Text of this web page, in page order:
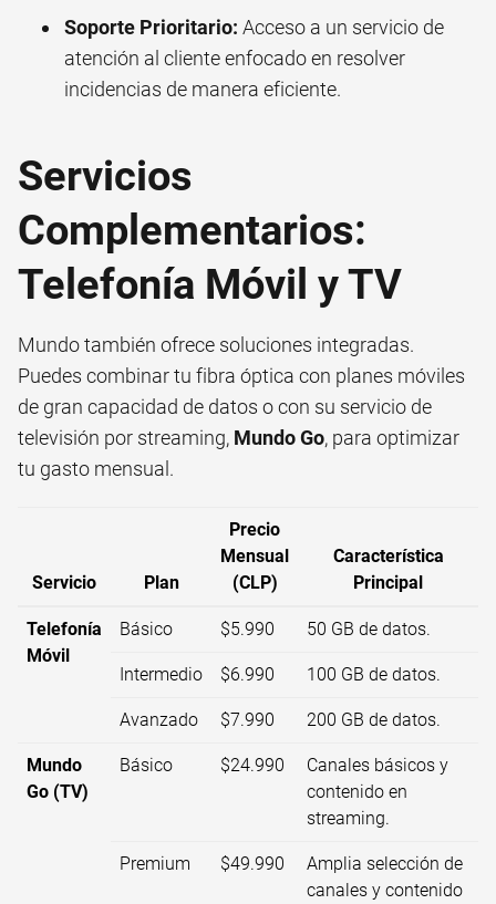
Soporte Prioritario: Acceso a un servicio de
atención al cliente enfocado en resolver
incidencias de manera eficiente.
Servicios
Complementarios:
Telefonía Móvil y TV
Mundo también ofrece soluciones integradas.
Puedes combinar tu fibra óptica con planes móviles
de gran capacidad de datos o con su servicio de
televisión por streaming, Mundo Go, para optimizar
tu gasto mensual.
Servicio Plan
Precio
Mensual
(CLP)
Característica
Principal
Telefonía
Móvil
Básico $5.990 50 GB de datos.
Intermedio $6.990 100 GB de datos.
Avanzado $7.990 200 GB de datos.
Mundo
Go (TV)
Básico $24.990
Canales básicos y
contenido en
streaming.
Premium $49.990
Amplia selección de
canales y contenido